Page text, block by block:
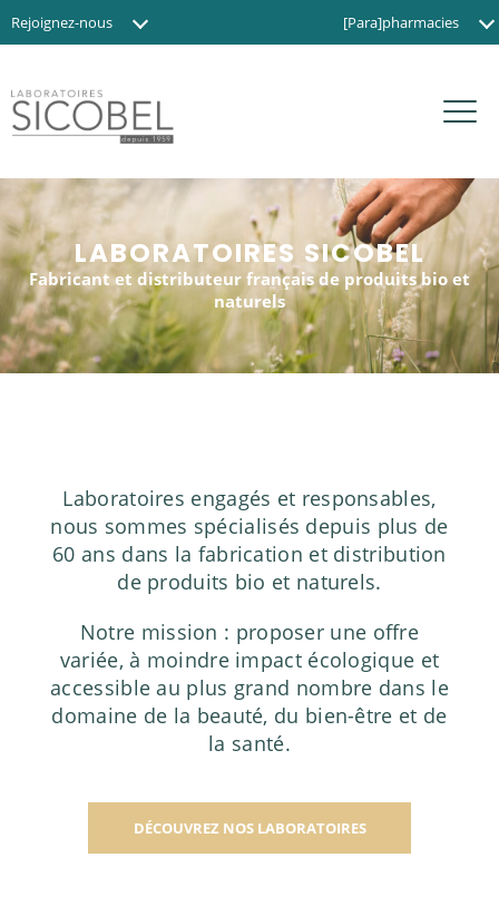
Rejoignez-nous
Contact
[Para]pharmacies
LABORATOIRES SICOBEL
Fabricant et distributeur français de produits bio et
naturels
Laboratoires engagés et responsables,
nous sommes spécialisés depuis plus de
60 ans dans la fabrication et distribution
de produits bio et naturels.
Notre mission : proposer une offre
variée, à moindre impact écologique et
accessible au plus grand nombre dans le
domaine de la beauté, du bien-être et de
la santé.
DÉCOUVREZ NOS LABORATOIRES